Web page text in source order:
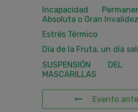
Incapacidad
Absoluta o Gran
Estrés Térmico
Día de la Fruta, un día
SUSPENSIÓN
MASCARILLAS
Evento